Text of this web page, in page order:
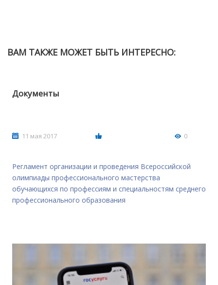
ВАМ ТАКЖЕ МОЖЕТ БЫТЬ ИНТЕРЕСНО:
Документы
11 мая 2017 0
Регламент организации и проведения Всероссийской
олимпиады профессионального мастерства
обучающихся по профессиям и специальностям среднего
профессионального образования